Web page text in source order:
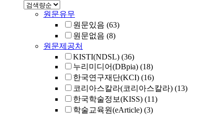
원문유무
원문있음 (63)
원문없음 (8)
원문제공처
KISTI(NDSL) (36)
누리미디어(DBpia) (18)
한국연구재단(KCI) (16)
코리아스칼라(코리아스칼라) (13)
한국학술정보(KISS) (11)
학술교육원(eArticle) (3)